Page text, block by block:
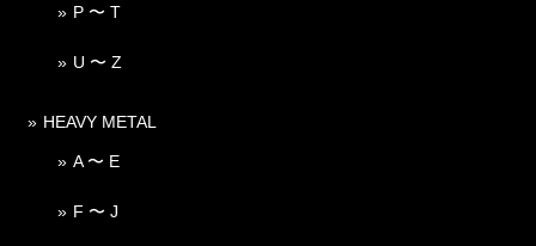
P 〜 T
U 〜 Z
HEAVY METAL
A 〜 E
F 〜 J